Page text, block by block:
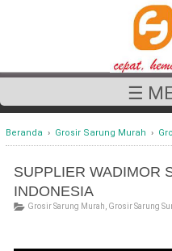
☰
Beranda › Grosir Sarung Murah ›
SUPPLIER WADIMOR
INDONESIA
Grosir Sarung Murah Grosir Sarung